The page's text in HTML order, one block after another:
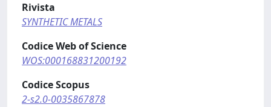
Rivista
SYNTHETIC METALS
Codice Web of Science
WOS:000168831200192
Codice Scopus
2-s2.0-0035867878